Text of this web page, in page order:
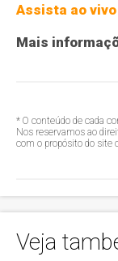
Assista ao vivo
Mais
* O conteúdo de cada
Nos reservamos ao
com o propósito do site
Veja